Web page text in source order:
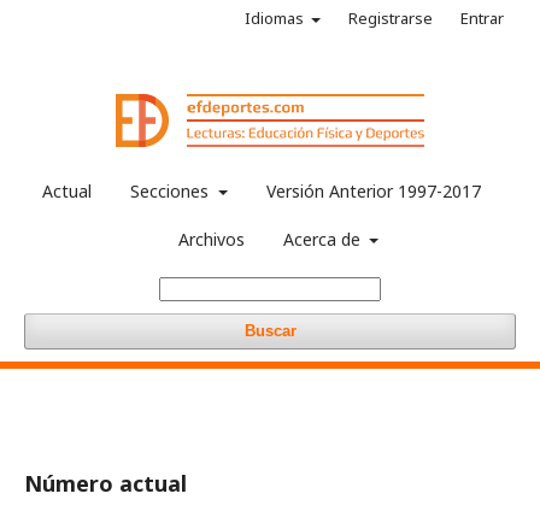
Actual Secciones Versión Anterior 1997-2017
Archivos Acerca de
Buscar
Idiomas Registrarse Entrar
Número actual